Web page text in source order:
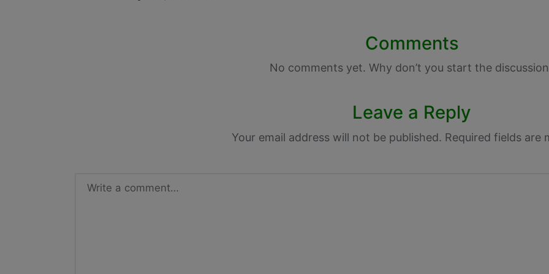
Comments
No comments yet. Why don’t you start the
Leave a Reply
Your email address will not be published. Required fields are